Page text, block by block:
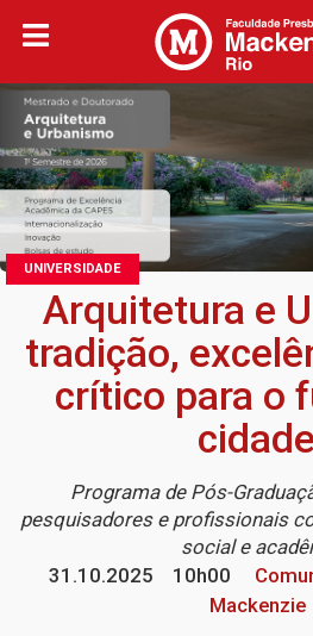
UNIVERSIDADE
Arquitetura e
tradição,
crítico para o
Programa de Pós-
pesquisadores e profissionais
social e
31.10.2025
10h00
Mackenzie